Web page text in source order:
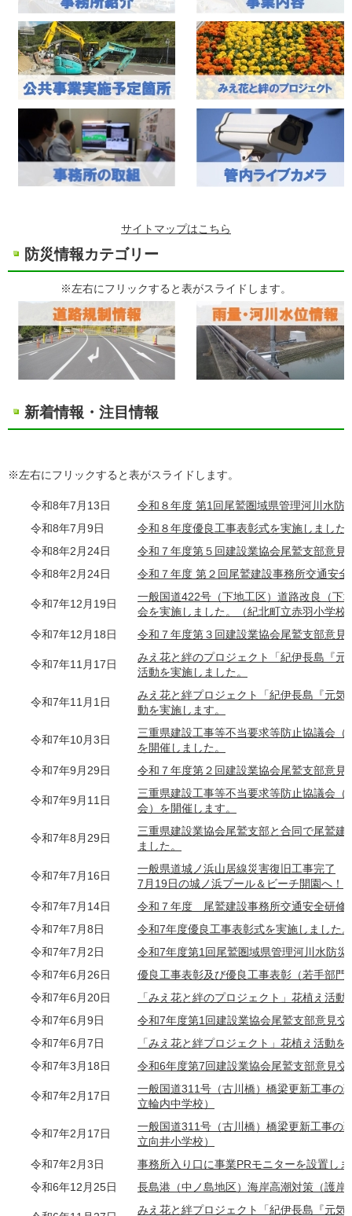
サイトマップはこちら
防災情報カテゴリー
※左右にフリックすると表がスライドします。
新着情報・注目情報
※左右にフリックすると表がスライドします。
令和8年7月13日
令和８年度 第1回尾鷲圏域県管理河川水防
令和8年7月9日
令和８年度優良工事表彰式を実施しました
令和8年2月24日
令和７年度第５回建設業協会尾鷲支部意見
令和8年2月24日
令和７年度 第２回尾鷲建設事務所交通安
令和7年12月19日
一般国道422号（下地工区）道路改良（下
会を実施しました。（紀北町立赤羽小学校
令和7年12月18日
令和７年度第３回建設業協会尾鷲支部意見
令和7年11月17日
みえ花と絆のプロジェクト「紀伊長島『
活動を実施しました。
令和7年11月1日
みえ花と絆プロジェクト「紀伊長島『元
動を実施します。
令和7年10月3日
三重県建設工事等不当要求等防止協議会
を開催しました。
令和7年9月29日
令和７年度第２回建設業協会尾鷲支部意見
令和7年9月11日
三重県建設工事等不当要求等防止協議会
会）を開催します。
令和7年8月29日
三重県建設業協会尾鷲支部と合同で尾鷲
ました。
令和7年7月16日
一般県道城ノ浜山居線災害復旧工事完了
7月19日の城ノ浜プール＆ビーチ開園へ！
令和7年7月14日
令和７年度 尾鷲建設事務所交通安全研修
令和7年7月8日
令和7年度優良工事表彰式を実施しました。
令和7年7月2日
令和7年度第1回尾鷲圏域県管理河川水防
令和7年6月26日
優良工事表彰及び優良工事表彰（若手部門
令和7年6月20日
「みえ花と絆のプロジェクト」花植え活
令和7年6月9日
令和7年度第1回建設業協会尾鷲支部意見
令和7年6月7日
「みえ花と絆プロジェクト」花植え活動を
令和7年3月18日
令和6年度第7回建設業協会尾鷲支部意見
令和7年2月17日
一般国道311号（古川橋）橋梁更新工事の
立輪内中学校）
令和7年2月17日
一般国道311号（古川橋）橋梁更新工事の
立向井小学校）
令和7年2月3日
事務所入り口に事業PRモニターを設置し
令和6年12月25日
長島港（中ノ島地区）海岸高潮対策（護岸
みえ花と絆プロジェクト「紀伊長島『元